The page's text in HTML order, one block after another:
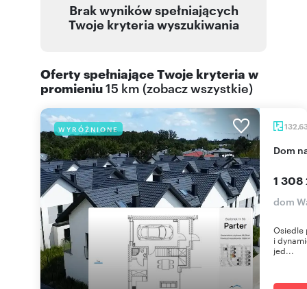
Brak wyników spełniających
Twoje kryteria wyszukiwania
Oferty spełniające Twoje kryteria w
promieniu15 km (zobacz wszystkie)
WYRÓŻNIONE
dom
1 308
dom
Osiedle
i
jed...